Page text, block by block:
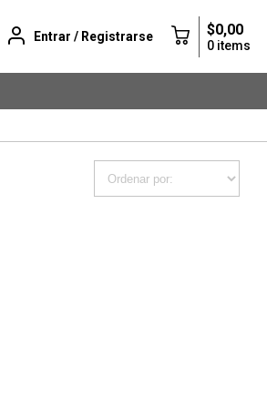
Entrar / Registrarse $0,00
0 items